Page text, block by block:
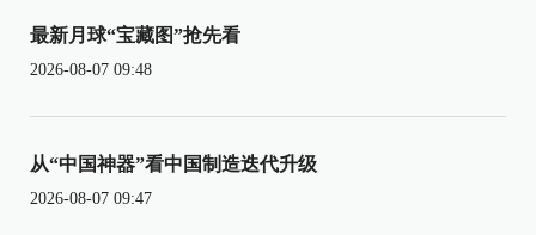
最新月球“宝藏图”抢先看
2026-08-07 09:48
从“中国神器”看中国制造迭代升级
2026-08-07 09:47